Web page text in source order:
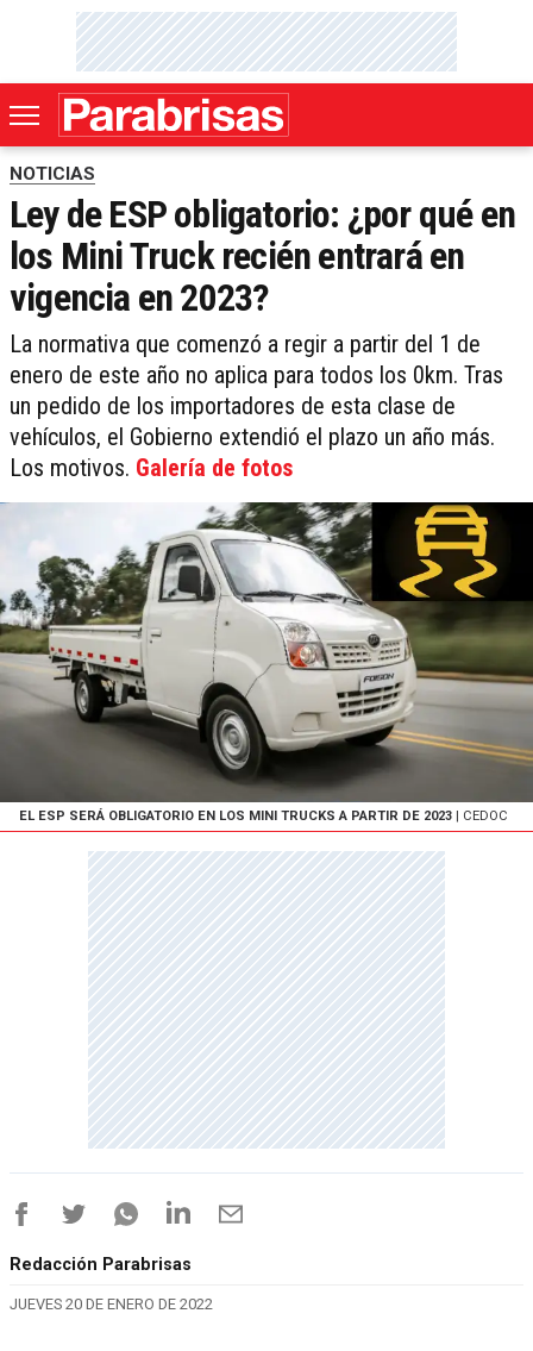
NOTICIAS
Ley de ESP obligatorio: ¿por qué en
los Mini Truck recién entrará en
vigencia en 2023?
La normativa que comenzó a regir a partir del 1 de
enero de este año no aplica para todos los 0km. Tras
un pedido de los importadores de esta clase de
vehículos, el Gobierno extendió el plazo un año más.
Los motivos. Galería de fotos
EL ESP SERÁ OBLIGATORIO EN LOS MINI TRUCKS A PARTIR DE 2023 | CEDOC
Redacción Parabrisas
JUEVES 20 DE ENERO DE 2022